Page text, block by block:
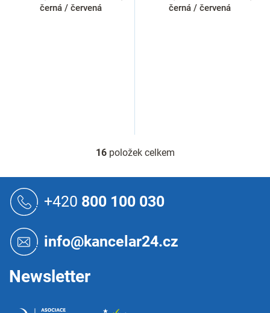
černá / červená
černá / červená
O
l
d
í
p
16položek celkem
+420 800 100 030
info@kancelar24.cz
Newsletter